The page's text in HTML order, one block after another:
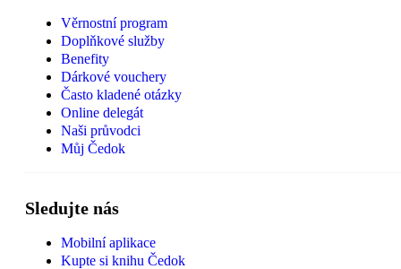
Věrnostní program
Doplňkové služby
Benefity
Dárkové vouchery
Často kladené otázky
Online delegát
Naši průvodci
Můj Čedok
Sledujte nás
Mobilní aplikace
Kupte si knihu Čedok